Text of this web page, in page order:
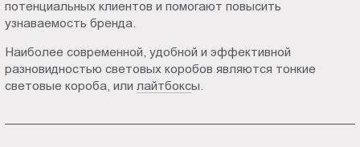
потенциальных клиентов и помогают повысить
узнаваемость бренда.
Наиболее современной, удобной и эффективной
разновидностью световых коробов являются тонкие
световые короба, или лайтбоксы.